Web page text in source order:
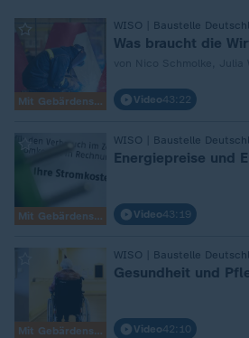
Mit Gebärdensprache
WISO | Baustelle
Was braucht die
Video43:22
Mit Gebärdensprache
WISO | Baustelle
Energiepreise und
Video43:19
Mit Gebärdensprache
WISO | Baustelle
Gesundheit und
Video42:10